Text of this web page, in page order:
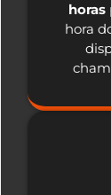
horas
hora